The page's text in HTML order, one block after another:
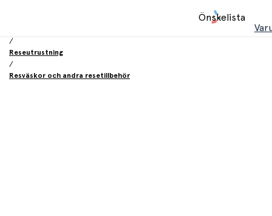
Önskelista
/
Reseutrustning
/
Resväskor och andra resetillbehör